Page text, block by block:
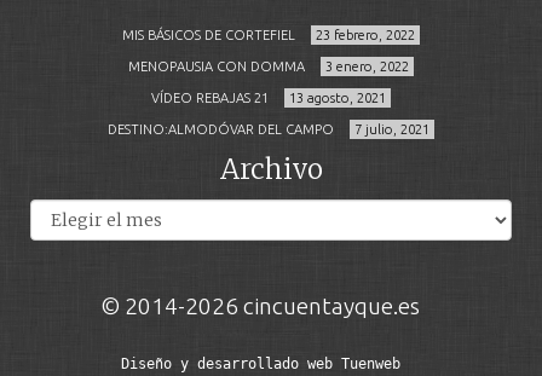
MIS BÁSICOS DE CORTEFIEL 23 febrero, 2022
MENOPAUSIA CON DOMMA 3 enero, 2022
VÍDEO REBAJAS 21 13 agosto, 2021
DESTINO:ALMODÓVAR DEL CAMPO 7 julio, 2021
Archivo
© 2014-2026 cincuentayque.es
Diseño y desarrollado web Tuenweb